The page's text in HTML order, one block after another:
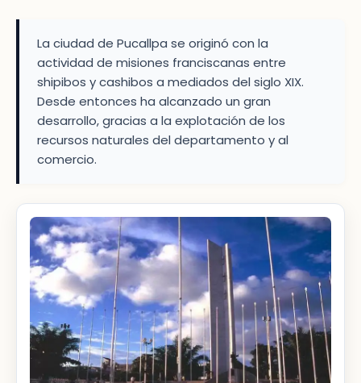
La ciudad de Pucallpa se originó con la
actividad de misiones franciscanas entre
shipibos y cashibos a mediados del siglo XIX.
Desde entonces ha alcanzado un gran
desarrollo, gracias a la explotación de los
recursos naturales del departamento y al
comercio.